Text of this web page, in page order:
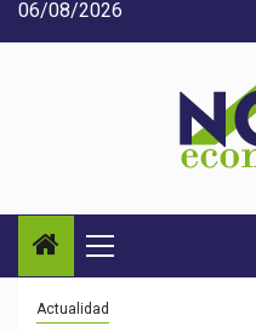
Saltar
al
06/08/2026
Menú
principal
Actualidad